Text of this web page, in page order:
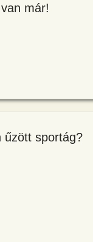
már!
űzött sportág?